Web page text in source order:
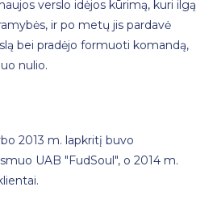
verslo idėjos kūrimą, kuri ilgą
ir po metų jis pardavė
bei pradėjo formuoti komandą,
nulio.
2013 m. lapkritį buvo
UAB "FudSoul", o 2014 m.